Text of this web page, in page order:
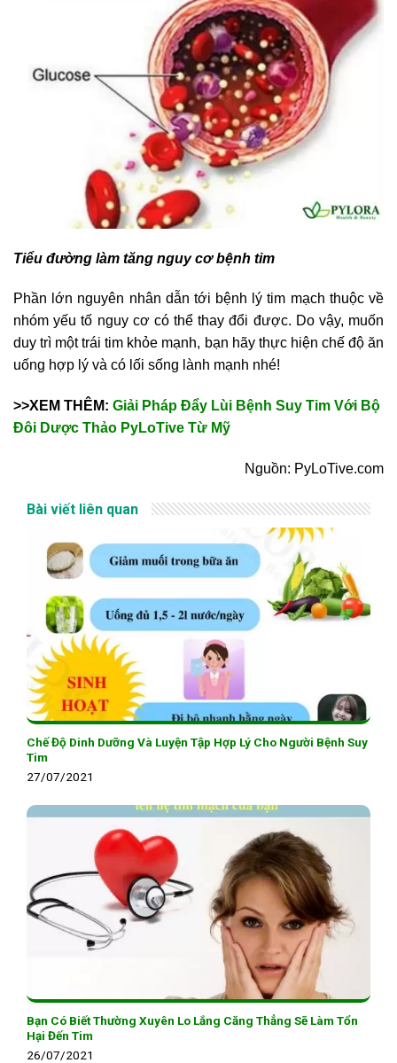
Tiểu đường làm tăng nguy cơ bệnh tim
Phần lớn nguyên nhân dẫn tới bệnh lý tim mạch thuộc về
nhóm yếu tố nguy cơ có thể thay đổi được. Do vậy, muốn
duy trì một trái tim khỏe mạnh, bạn hãy thực hiện chế độ ăn
uống hợp lý và có lối sống lành mạnh nhé!
>>XEM THÊM: Giải Pháp Đẩy Lùi Bệnh Suy Tim Với Bộ
Đôi Dược Thảo PyLoTive Từ Mỹ
Nguồn: PyLoTive.com
Bài viết liên quan
Chế Độ Dinh Dưỡng Và Luyện Tập Hợp Lý Cho Người Bệnh Suy
Tim
27/07/2021
Bạn Có Biết Thường Xuyên Lo Lắng Căng Thẳng Sẽ Làm Tổn
Hại Đến Tim
26/07/2021